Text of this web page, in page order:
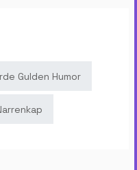
Gulden Humor